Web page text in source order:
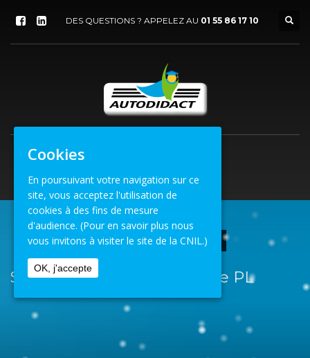
DES QUESTIONS ? APPELEZ AU 01 55 86 17 10
ACCUEIL STAGE D’EXPLOITANT DE CENTRE PL
Stage d’exploitant de centre PL
Cookies
En poursuivant votre navigation sur ce
site, vous acceptez l'utilisation de
cookies à des fins de mesure
d'audience. (Pour en savoir plus nous
vous invitons à visiter le site de la CNIL.)
OK, j'accepte